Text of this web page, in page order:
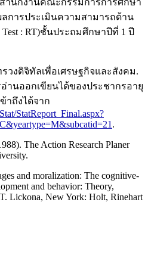
ำนักงานคณะกรรมการการศึกษา
ลการประเมินความสามารถด้าน
Test : RT)ชั้นประถมศึกษาปีที่ 1 ปี
วงดิจิทัลเพื่อเศรษฐกิจและสังคม.
านออกเขียนได้ของประชากรอายุ
ข้าถึงได้จาก
StatReport_Final.aspx?
.
The Action Research Planer
and moralization: The cognitive-
and behavior: Theory,
T. Lickona, New York: Holt, Rinehart